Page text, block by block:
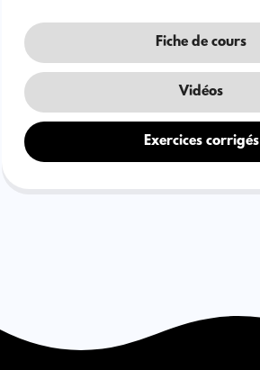
Fiche de cours
Vidéos
Exercices corrigés